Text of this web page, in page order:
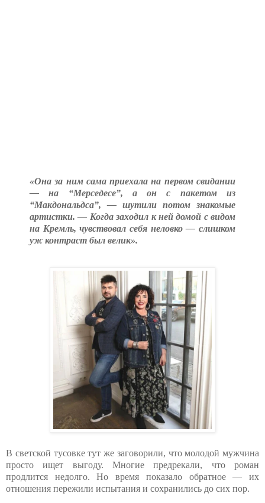
«Она за ним сама приехала на первом свидании
— на “Мерседесе”, а он с пакетом из
“Макдональдса”, — шутили потом знакомые
артистки. — Когда заходил к ней домой с видом
на Кремль, чувствовал себя неловко — слишком
уж контраст был велик».
В светской тусовке тут же заговорили, что молодой мужчина
просто ищет выгоду. Многие предрекали, что роман
продлится недолго. Но время показало обратное — их
отношения пережили испытания и сохранились до сих пор.